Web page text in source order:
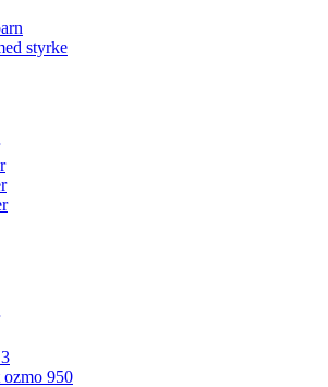
styrke
ozmo 950